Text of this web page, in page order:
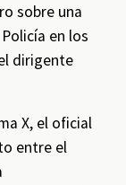
sobre una
en los
dirigente
X, el oficial
entre el